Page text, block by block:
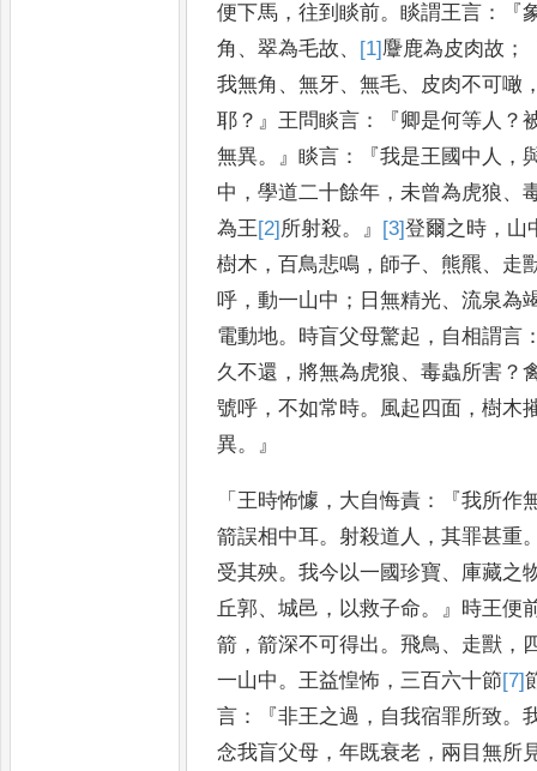
便下馬 ，往到睒前。睒謂王言 ：『
角 、翠為毛故、 [1]麞鹿為皮肉故 ；
我無角 、無牙、無毛、 皮肉不可噉
耶 ？』王問睒言 ：『 卿是何等人 ？
無異。』睒言 ：『我是王國中人 ，
中 ，學道二十餘年 ，未曾為虎狼、
為王[2] 所射殺。』 [3]登爾之時 ， 山
樹木 ， 百鳥悲鳴 ， 師子、 熊羆、 走
呼 ，動一山中 ； 日無精光、流泉為
電動地。 時盲父母驚起 ， 自相謂言
久不還 ， 將無為虎狼、毒蟲所害 ？
號呼 ，不如常時。 風起四面 ，樹木
異。』
「王時怖懅 ， 大自悔責 ：『我所作
箭誤相中耳。射殺道人 ，其罪甚重
受其殃。我今以一國珍寶、 庫藏之
丘郭、城邑 ， 以救子命。』 時王便
箭 ，箭深不可得出。飛鳥 、 走獸 ，
一山中。王益惶怖 ，三百六十節[7]
言 ：『非王之過 ， 自我宿罪所致。
念我盲父母 ，年既衰老 ， 兩目無所